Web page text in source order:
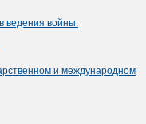
ведения войны.
и международном